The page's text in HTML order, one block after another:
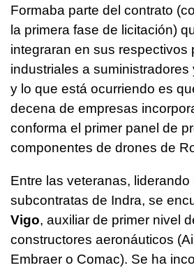
Formaba parte del contrato
la primera fase de licitación)
integraran en sus respectivos
industriales a
y lo que está ocurriendo es
decena de empresas
conforma el primer panel de
componentes de drones de
Entre las veteranas, liderando
subcontratas de Indra, se
Vigo, auxiliar de primer nivel
constructores aeronáuticos
Embraer o Comac). Se ha